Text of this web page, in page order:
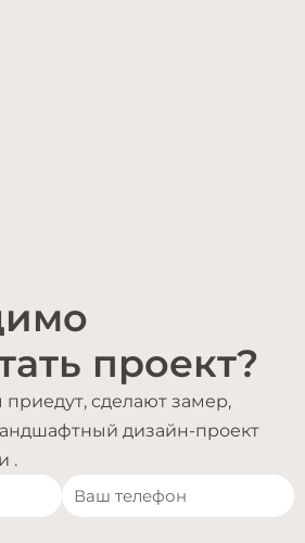
проект?
сделают замер,
дизайн-проект
.